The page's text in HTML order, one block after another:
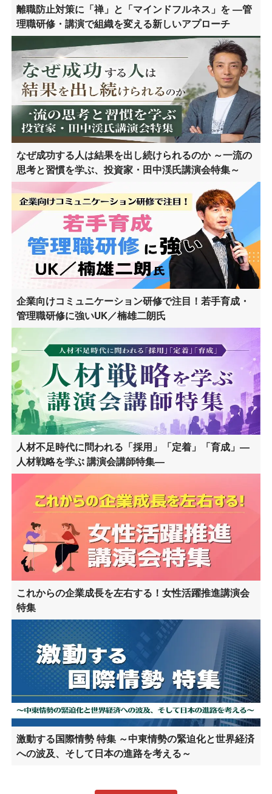
離職防止対策に「禅」と「マインドフルネス」を ―管
理職研修・講演で組織を変える新しいアプローチ
なぜ成功する人は結果を出し続けられるのか ～一流の
思考と習慣を学ぶ、投資家・田中渓氏講演会特集～
企業向けコミュニケーション研修で注目！若手育成・
管理職研修に強いUK／楠雄二朗氏
人材不足時代に問われる「採用」「定着」「育成」―
人材戦略を学ぶ 講演会講師特集―
これからの企業成長を左右する！女性活躍推進講演会
特集
激動する国際情勢 特集 ～中東情勢の緊迫化と世界経済
への波及、そして日本の進路を考える～